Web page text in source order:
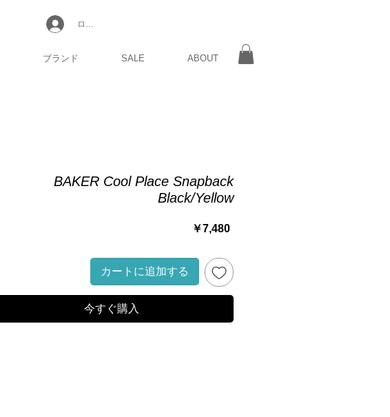
ブランド SALE ABOUT
ログイン
BAKER Cool Place Snapback
Black/Yellow
￥7,480価
カートに追加する
今すぐ購入